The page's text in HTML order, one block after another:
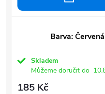
Barva: Červená
Skladem
Můžeme doručit do
185 Kč